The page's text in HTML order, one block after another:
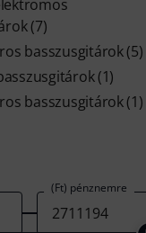
(7)
basszusgitárok(5)
(1)
basszusgitárok(1)
(Ft) pénznemre